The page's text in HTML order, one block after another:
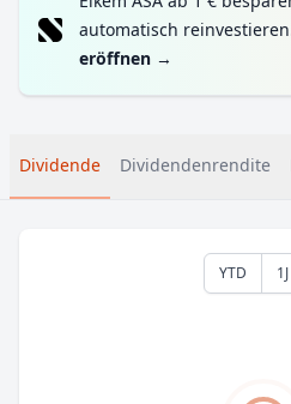
automatisch
eröffnen →
Dividende Dividendenrendite
YTD 1J